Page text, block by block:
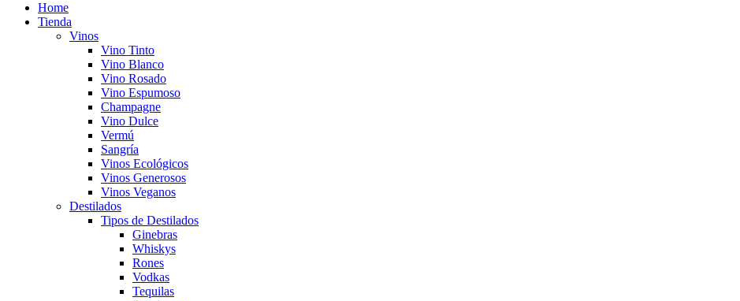
Home
Tienda
Vinos
Vino Tinto
Vino Blanco
Vino Rosado
Vino Espumoso
Champagne
Vino Dulce
Vermú
Sangría
Vinos Ecológicos
Vinos Generosos
Vinos Veganos
Destilados
Tipos de Destilados
Ginebras
Whiskys
Rones
Vodkas
Tequilas